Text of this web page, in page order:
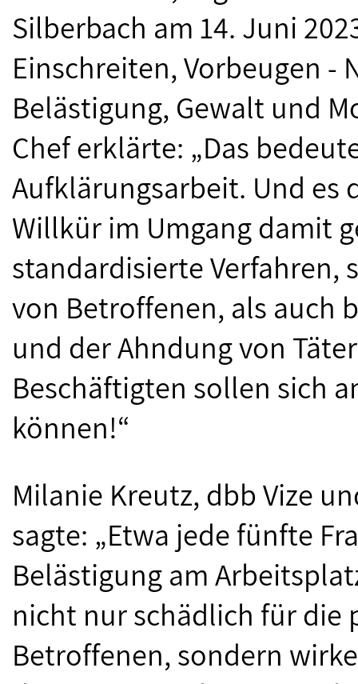
Silberbach am 14. Juni
Einschreiten, Vorbeugen -
Belästigung, Gewalt und
Chef erklärte: „Das
Aufklärungsarbeit. Und es
Willkür im Umgang damit
standardisierte
von Betroffenen, als auch
und der Ahndung von
Beschäftigten sollen sich
können!“
Milanie Kreutz, dbb Vize
sagte: „Etwa jede fünfte
Belästigung am
nicht nur schädlich für die
Betroffenen, sondern